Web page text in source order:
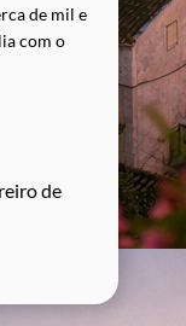
de mil e
com o
de